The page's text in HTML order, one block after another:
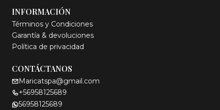
INFORMACIÓN
Términos y Condiciones
Garantía & devoluciones
Política de privacidad
CONTÁCTANOS
Maricatspa@gmail.com
+56958125689
56958125689